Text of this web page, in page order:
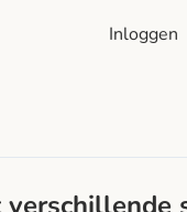
Inloggen